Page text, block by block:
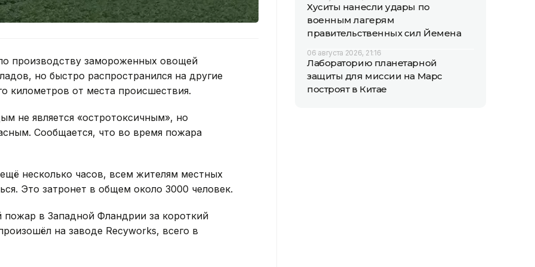
производству замороженных овощей
но быстро распространился на другие
километров от места происшествия.
не является «остротоксичным», но
Сообщается, что во время пожара
несколько часов, всем жителям местных
Это затронет в общем около 3000 человек.
в Западной Фландрии за короткий
на заводе Recyworks, всего в
Хуситы нанесли удары по
военным лагерям
правительственных сил Йемена
06 августа 2026, 21:16
Лабораторию планетарной
защиты для миссии на Марс
построят в Китае